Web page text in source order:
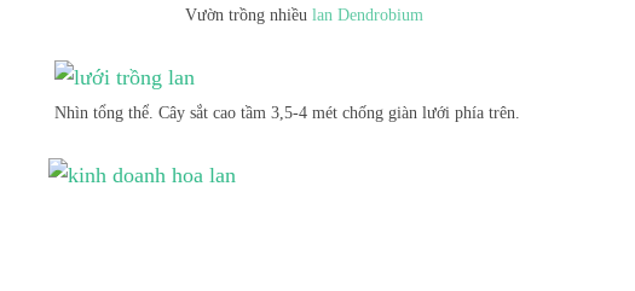
Vườn trồng nhiều lan Dendrobium
Nhìn tổng thể. Cây sắt cao tầm 3,5-4 mét chống giàn lưới phía trên.